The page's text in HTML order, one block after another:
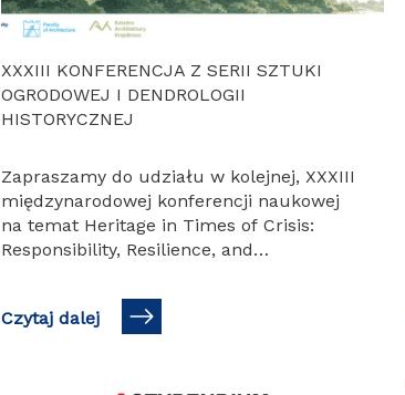
XXXIII KONFERENCJA Z SERII SZTUKI
OGRODOWEJ I DENDROLOGII
HISTORYCZNEJ
Zapraszamy do udziału w kolejnej, XXXIII
międzynarodowej konferencji naukowej
na temat Heritage in Times of Crisis:
Responsibility, Resilience, and
kryzysu: odpowiedzialność, odporność i
innowacyjność, która odbędzie się 6-7
Czytaj dalej